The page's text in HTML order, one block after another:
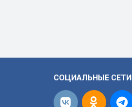
СОЦИАЛЬНЫЕ СЕТИ